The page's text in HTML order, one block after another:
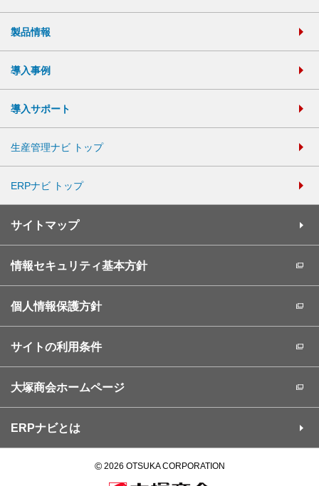
製品情報
導入事例
導入サポート
生産管理ナビ トップ
ERPナビ トップ
サイトマップ
情報セキュリティ基本方針
個人情報保護方針
サイトの利用条件
大塚商会ホームページ
ERPナビとは
©2026 OTSUKA CORPORATION